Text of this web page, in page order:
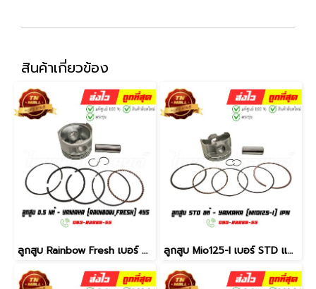
สินค้าเกี่ยวข้อง
ลูกสูบ Rainbow Fresh เบอร์ 0.5 แท้ศูนย์ ยี่ห้อ Yamaha (DR13-59) By ไทยนำอะไหล่ยนต์ ลูกสูบ Mio125-I เบอร์ STD แท้ศูนย์ ยี่ห้อ Yamaha (DR11-44) By ไทยนำอะไหล่ยนต์